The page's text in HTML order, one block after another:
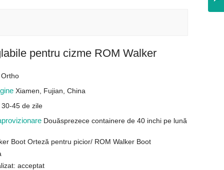
pentru cizme ROM Walker
Xiamen, Fujian, China
30-45 de zile
Douăsprezece containere de 40 inchi pe lună
Boot Orteză pentru picior/ ROM Walker Boot
acceptat